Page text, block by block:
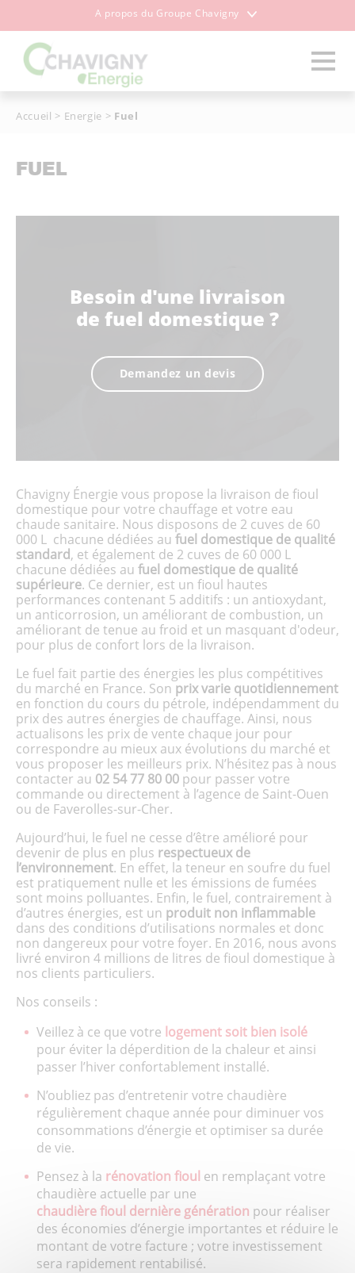
A propos du Groupe Chavigny
Accueil > Energie > Fuel
FUEL
Besoin d'une livraison
de fuel domestique ?
Demandez un devis
Chavigny Énergie vous propose la livraison de fioul
domestique pour votre chauffage et votre eau
chaude sanitaire. Nous disposons de 2 cuves de 60
000 L chacune dédiées au fuel domestique de qualité
standard, et également de 2 cuves de 60 000 L
chacune dédiées au fuel domestique de qualité
supérieure. Ce dernier, est un fioul hautes
performances contenant 5 additifs : un antioxydant,
un anticorrosion, un améliorant de combustion, un
améliorant de tenue au froid et un masquant d'odeur,
pour plus de confort lors de la livraison.
Le fuel fait partie des énergies les plus compétitives
du marché en France. Son prix varie quotidiennement
en fonction du cours du pétrole, indépendamment du
prix des autres énergies de chauffage. Ainsi, nous
actualisons les prix de vente chaque jour pour
correspondre au mieux aux évolutions du marché et
vous proposer les meilleurs prix. N’hésitez pas à nous
contacter au 02 54 77 80 00 pour passer votre
commande ou directement à l’agence de Saint-Ouen
ou de Faverolles-sur-Cher.
Aujourd’hui, le fuel ne cesse d’être amélioré pour
devenir de plus en plus respectueux de
l’environnement. En effet, la teneur en soufre du fuel
est pratiquement nulle et les émissions de fumées
sont moins polluantes. Enfin, le fuel, contrairement à
d’autres énergies, est un produit non inflammable
dans des conditions d’utilisations normales et donc
non dangereux pour votre foyer. En 2016, nous avons
livré environ 4 millions de litres de fioul domestique à
nos clients particuliers.
Nos conseils :
Veillez à ce que votre logement soit bien isolé
pour éviter la déperdition de la chaleur et ainsi
passer l’hiver confortablement installé.
N’oubliez pas d’entretenir votre chaudière
régulièrement chaque année pour diminuer vos
consommations d’énergie et optimiser sa durée
de vie.
Pensez à la rénovation fioul en remplaçant votre
chaudière actuelle par une
chaudière fioul dernière génération pour réaliser
des économies d’énergie importantes et réduire le
montant de votre facture ; votre investissement
sera rapidement rentabilisé.